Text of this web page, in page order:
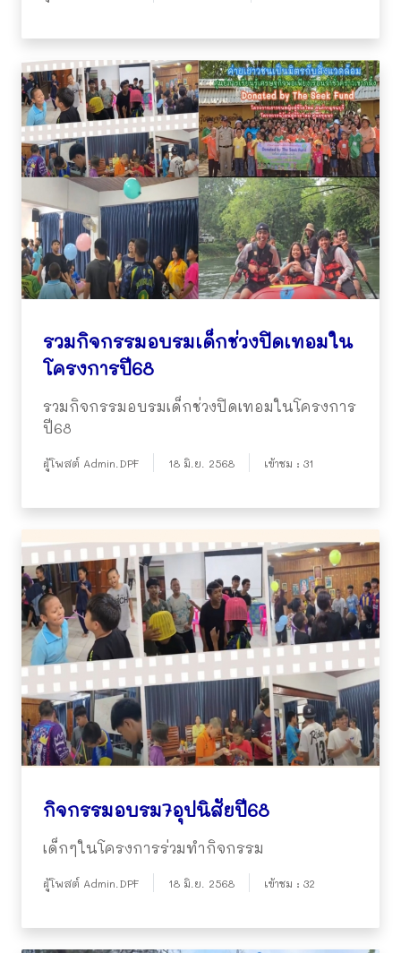
รวมกิจกรรมอบรมเด็กช่วงปิดเทอมใน
โครงการปี68
รวมกิจกรรมอบรมเด็กช่วงปิดเทอมในโครงการ
ปี68
ผู้โพสต์ Admin.DPF 18 มิ.ย. 2568 เข้าชม : 31
กิจกรรมอบรม7อุปนิสัยปี68
เด็กๆในโครงการร่วมทำกิจกรรม
ผู้โพสต์ Admin.DPF 18 มิ.ย. 2568 เข้าชม : 32